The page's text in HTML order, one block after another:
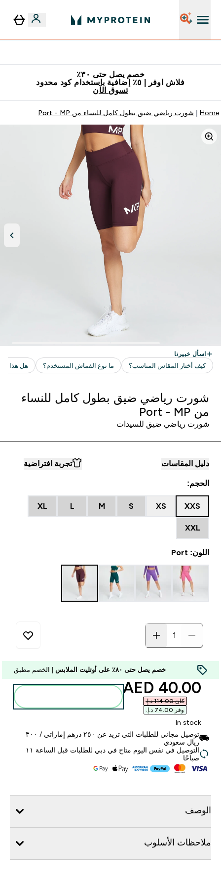
خصم يصل حتى ٣٠٪
فلاش اوفر | ٥٪ إضافية باستخدام كود محدود
تسوق الآن
Home شورت رياضي ضيق بطول كامل للنساء من MP ‏- Port
شورت رياضي ضيق بطول كامل للنساء
من MP ‏- Port
شورت رياضي ضيق للسيدات
دليل المقاسات تجربة افتراضية
الحجم:
XXS
XS
S
M
L
XL
XXL
اللون: Port
خصم يصل حتى ٨٠٪ على أوتليت الملابس | الخصم مطبق
discounted price
40.00 AED‎
كان ‏114.00 د.إ.‏‎
وفر ‏74.00 د.إ.‏‎
In stock
توصيل مجاني للطلبات التي تزيد عن ٢٥٠ درهم إماراتي / ٣٠٠
ريال سعودي
التوصيل في نفس اليوم متاح في دبي للطلبات قبل الساعة ١١
صباحًا
الوصف
ملاحظات الأسلوب